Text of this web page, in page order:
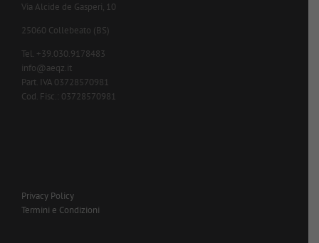
Via Alcide de Gasperi, 10
25060 Collebeato (BS)
Tel. +39.030.9178483
info@aeqz.it
Part. IVA 03728570981
Cod. Fisc.: 03728570981
Privacy Policy
Termini e Condizioni